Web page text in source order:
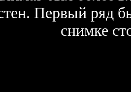
Первый ряд
снимке